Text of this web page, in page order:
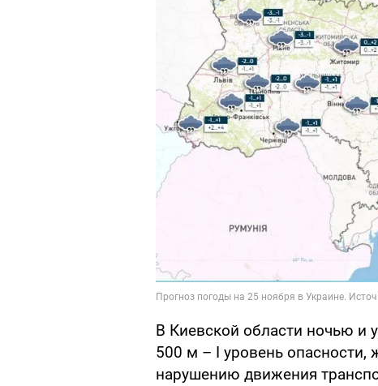
В Киевской области ночью и
500 м – I уровень опасности,
нарушению движения